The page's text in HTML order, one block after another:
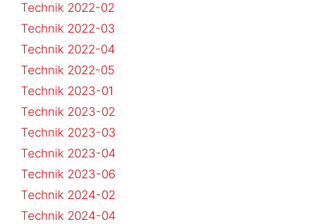
Technik 2022-02
Technik 2022-03
Technik 2022-04
Technik 2022-05
Technik 2023-01
Technik 2023-02
Technik 2023-03
Technik 2023-04
Technik 2023-06
Technik 2024-02
Technik 2024-04